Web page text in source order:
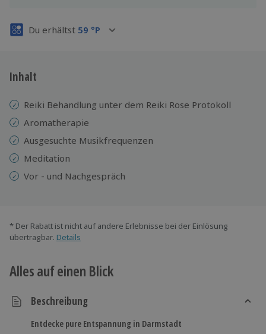
Du erhältst 59 °P
Inhalt
Reiki Behandlung unter dem Reiki Rose Protokoll
Aromatherapie
Ausgesuchte Musikfrequenzen
Meditation
Vor - und Nachgespräch
* Der Rabatt ist nicht auf andere Erlebnisse bei der Einlösung
übertragbar. Details
Alles auf einen Blick
Beschreibung
Entdecke pure Entspannung in Darmstadt